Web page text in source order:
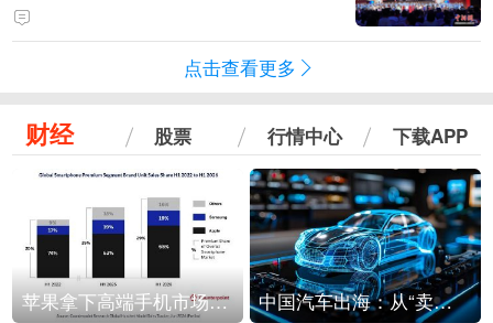
点击查看更多
财经 股票 行情中心 下载APP
苹果拿下高端手机市场65%的份额：iPhone 17系列功不可没 中国汽车出海：从“卖出去”到“走进去”